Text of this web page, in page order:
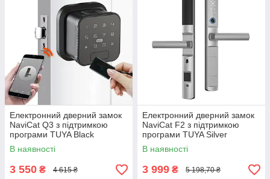
Електронний дверний замок
NaviCat Q3 з підтримкою
програми TUYA Black
В наявності
3 550 ₴ 4 615 ₴
Електронний дверний замок
NaviCat F2 з підтримкою
програми TUYA Silver
В наявності
3 999 ₴ 5 198,70 ₴